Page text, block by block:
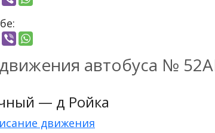
автобуса №
— д Ройка
движения